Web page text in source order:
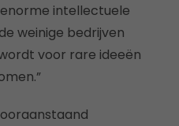
intellectuele
weinige bedrijven
voor rare ideeën